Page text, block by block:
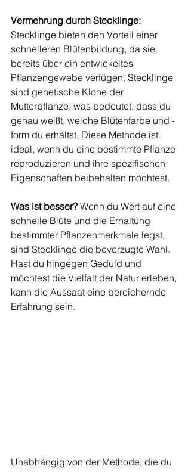
Vermehrung durch Stecklinge:
Stecklinge bieten den Vorteil einer
schnelleren Blütenbildung, da sie
bereits über ein entwickeltes
Pflanzengewebe verfügen. Stecklinge
sind genetische Klone der
Mutterpflanze, was bedeutet, dass du
genau weißt, welche Blütenfarbe und -
form du erhältst. Diese Methode ist
ideal, wenn du eine bestimmte Pflanze
reproduzieren und ihre spezifischen
Eigenschaften beibehalten möchtest.
Was ist besser? Wenn du Wert auf eine
schnelle Blüte und die Erhaltung
bestimmter Pflanzenmerkmale legst,
sind Stecklinge die bevorzugte Wahl.
Hast du hingegen Geduld und
möchtest die Vielfalt der Natur erleben,
kann die Aussaat eine bereichernde
Erfahrung sein.
Unabhängig von der Methode, die du